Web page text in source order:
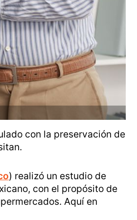
con la preservación de
) realizó un estudio de
con el propósito de
Aquí en